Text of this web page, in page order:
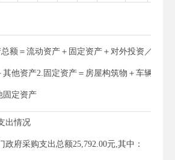
额＝流动资产＋固定资产＋对外投资／有价
其他资产2.固定资产＝房屋构筑物＋车辆＋单
固定资产
出情况
政府采购支出总额25,792.00元,其中：